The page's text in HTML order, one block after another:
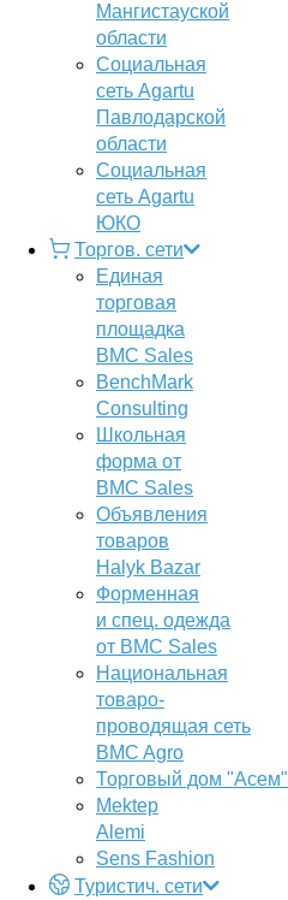
Мангистауской
области
Социальная
сеть Agartu
Павлодарской
области
Социальная
сеть Agartu
ЮКО
Торгов. сети
Единая
торговая
площадка
BMC Sales
BenchMark
Consulting
Школьная
форма от
BMC Sales
Объявления
товаров
Halyk Bazar
Форменная
и спец. одежда
от BMC Sales
Национальная
товаро-
проводящая сеть
BMC Agro
Торговый дом "Асем"
Mektep
Alemi
Sens Fashion
Туристич. сети